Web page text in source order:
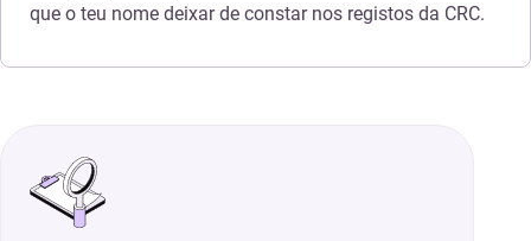
que o teu nome deixar de constar nos registos da CRC.